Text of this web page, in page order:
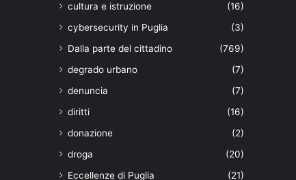
cultura e istruzione
(16)
cybersecurity in Puglia
(3)
Dalla parte del cittadino
(769)
degrado urbano
(7)
denuncia
(7)
diritti
(16)
donazione
(2)
droga
(20)
Eccellenze di Puglia
(21)